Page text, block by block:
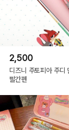
2,500
디즈니 주토피아 주디
빨간펜